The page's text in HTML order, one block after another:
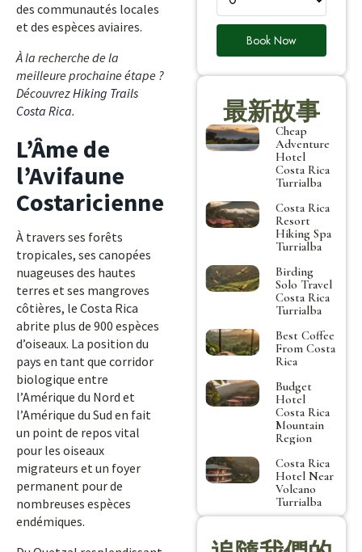
des communautés locales
et des espèces aviaires.
À la recherche de la
meilleure prochaine étape ?
DécouvrezHiking Trails
Costa Rica.
L’Âme de
l’Avifaune
Costaricienne
À travers ses forêts
tropicales, ses canopées
nuageuses des hautes
terres et ses mangroves
côtières, le Costa Rica
abrite plus de 900 espèces
d’oiseaux. La position du
pays en tant que corridor
biologique entre
l’Amérique du Nord et
l’Amérique du Sud en fait
un point de repos vital
pour les oiseaux
migrateurs et un foyer
permanent pour de
nombreuses espèces
endémiques.
Book Now
最新故事
Cheap
Adventure
Hotel
Costa Rica
Turrialba
Costa Rica
Resort
Hiking Spa
Turrialba
Birding
Solo Travel
Costa Rica
Turrialba
Best Coffee
From Costa
Rica
Budget
Hotel
Costa Rica
Mountain
Region
Costa Rica
Hotel Near
Volcano
Turrialba